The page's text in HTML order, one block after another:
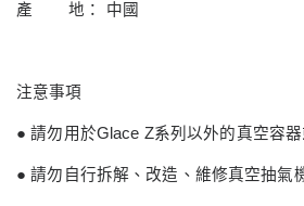
產 地： 中國
注意事項
●請勿用於Glace Z系列以外的真空容
●請勿自行拆解、改造、維修真空抽氣